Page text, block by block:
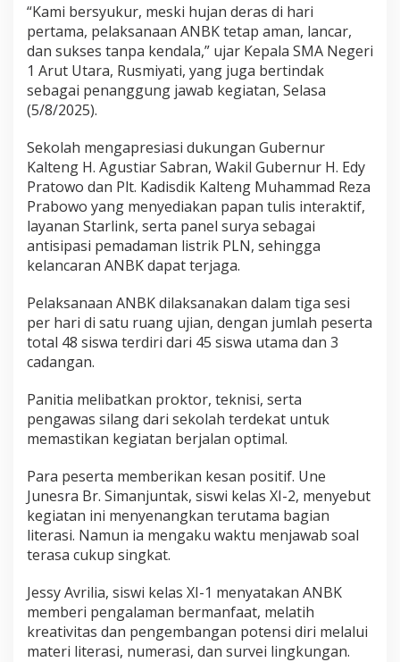
“Kami bersyukur, meski hujan deras di hari
pertama, pelaksanaan ANBK tetap aman, lancar,
dan sukses tanpa kendala,” ujar Kepala SMA Negeri
1 Arut Utara, Rusmiyati, yang juga bertindak
sebagai penanggung jawab kegiatan, Selasa
(5/8/2025).
Sekolah mengapresiasi dukungan Gubernur
Kalteng H. Agustiar Sabran, Wakil Gubernur H. Edy
Pratowo dan Plt. Kadisdik Kalteng Muhammad Reza
Prabowo yang menyediakan papan tulis interaktif,
layanan Starlink, serta panel surya sebagai
antisipasi pemadaman listrik PLN, sehingga
kelancaran ANBK dapat terjaga.
Pelaksanaan ANBK dilaksanakan dalam tiga sesi
per hari di satu ruang ujian, dengan jumlah peserta
total 48 siswa terdiri dari 45 siswa utama dan 3
cadangan.
Panitia melibatkan proktor, teknisi, serta
pengawas silang dari sekolah terdekat untuk
memastikan kegiatan berjalan optimal.
Para peserta memberikan kesan positif. Une
Junesra Br. Simanjuntak, siswi kelas XI-2, menyebut
kegiatan ini menyenangkan terutama bagian
literasi. Namun ia mengaku waktu menjawab soal
terasa cukup singkat.
Jessy Avrilia, siswi kelas XI-1 menyatakan ANBK
memberi pengalaman bermanfaat, melatih
kreativitas dan pengembangan potensi diri melalui
materi literasi, numerasi, dan survei lingkungan.